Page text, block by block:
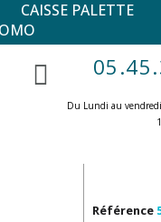
CAISSE PALETTE
Du Lundi au
Référence